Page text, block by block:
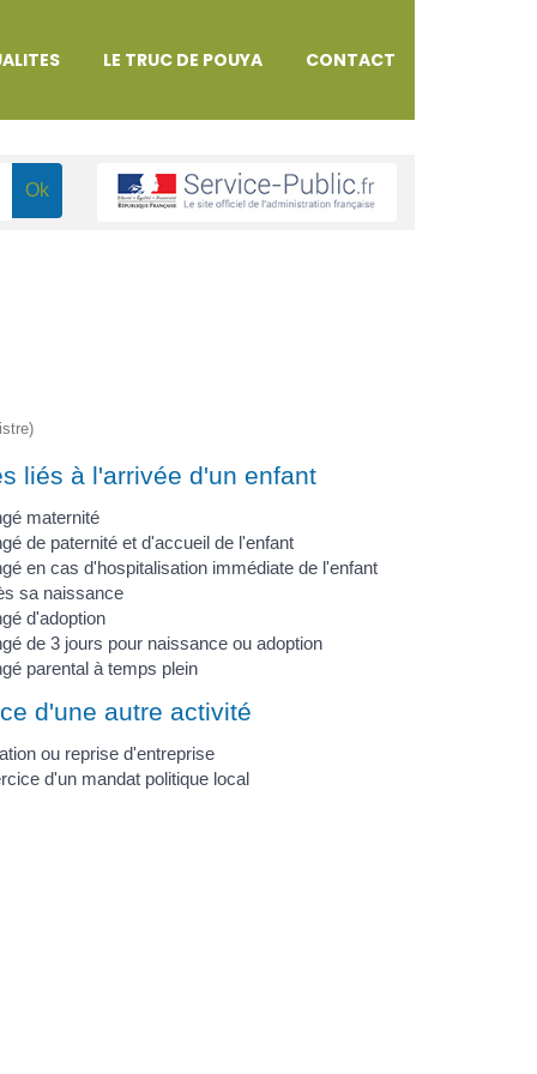
LE TRUC DE POUYA CONTACT
liés à l'arrivée d'un enfant
maternité
de paternité et d'accueil de l'enfant
en cas d'hospitalisation immédiate de l'enfant
sa naissance
d'adoption
de 3 jours pour naissance ou adoption
parental à temps plein
d'une autre activité
ou reprise d'entreprise
d'un mandat politique local